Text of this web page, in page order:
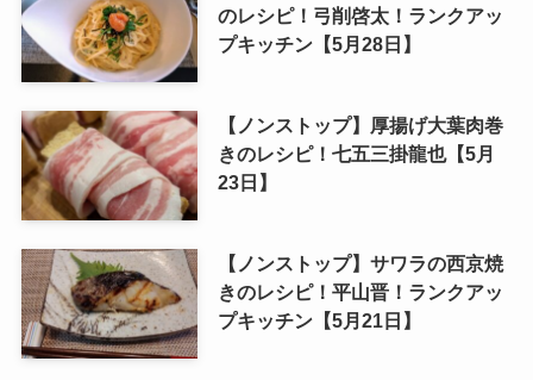
のレシピ！弓削啓太！ランクアッ
プキッチン【5月28日】
【ノンストップ】厚揚げ大葉肉巻
きのレシピ！七五三掛龍也【5月
23日】
【ノンストップ】サワラの西京焼
きのレシピ！平山晋！ランクアッ
プキッチン【5月21日】